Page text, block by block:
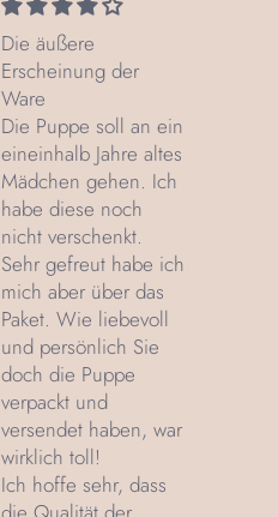
Die äußere
Erscheinung der
Ware
Die Puppe soll an ein
eineinhalb Jahre altes
Mädchen gehen. Ich
habe diese noch
nicht verschenkt.
Sehr gefreut habe ich
mich aber über das
Paket. Wie liebevoll
und persönlich Sie
doch die Puppe
verpackt und
versendet haben, war
wirklich toll!
Ich hoffe sehr, dass